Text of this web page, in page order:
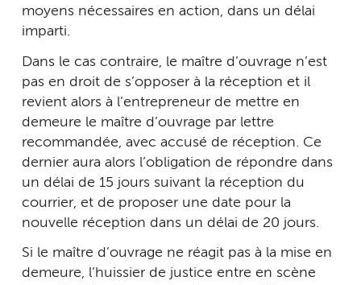
moyens nécessaires en action, dans un délai
imparti.
Dans le cas contraire, le maître d’ouvrage n’est
pas en droit de s’opposer à la réception et il
revient alors à l’entrepreneur de mettre en
demeure le maître d’ouvrage par lettre
recommandée, avec accusé de réception. Ce
dernier aura alors l’obligation de répondre dans
un délai de 15 jours suivant la réception du
courrier, et de proposer une date pour la
nouvelle réception dans un délai de 20 jours.
Si le maître d’ouvrage ne réagit pas à la mise en
demeure, l’huissier de justice entre en scène